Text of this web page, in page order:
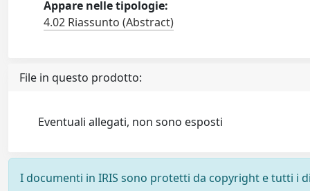
Appare nelle tipologie:
4.02 Riassunto (Abstract)
File in questo prodotto:
Eventuali allegati, non sono esposti
I documenti in IRIS sono protetti da copyright e tutti i